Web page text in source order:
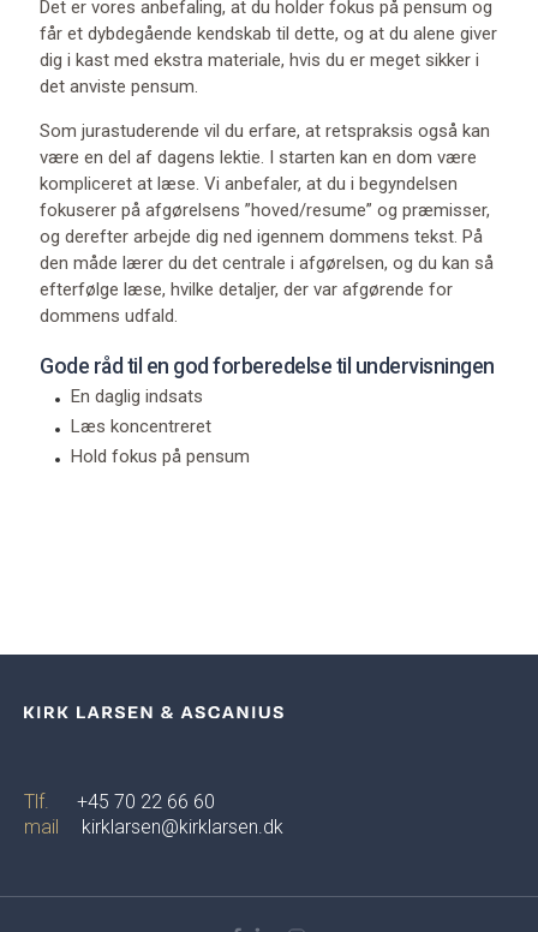
Det er vores anbefaling, at du holder fokus på pensum og
får et dybdegående kendskab til dette, og at du alene giver
dig i kast med ekstra materiale, hvis du er meget sikker i
det anviste pensum.
Som jurastuderende vil du erfare, at retspraksis også kan
være en del af dagens lektie. I starten kan en dom være
kompliceret at læse. Vi anbefaler, at du i begyndelsen
fokuserer på afgørelsens ”hoved/resume” og præmisser,
og derefter arbejde dig ned igennem dommens tekst. På
den måde lærer du det centrale i afgørelsen, og du kan så
efterfølge læse, hvilke detaljer, der var afgørende for
dommens udfald.
Gode råd til en god forberedelse til undervisningen
En daglig indsats
Læs koncentreret
Hold fokus på pensum
Tlf.
+45 70 22 66 60
mail
kirklarsen@kirklarsen.dk